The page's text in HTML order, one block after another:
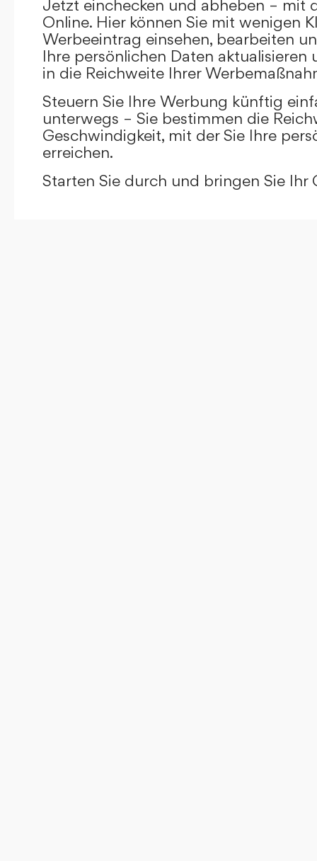
Jetzt einchecken und abheben – mit
Online. Hier können Sie mit wenigen
Werbeeintrag einsehen, bearbeiten
Ihre persönlichen Daten aktualisieren
in die Reichweite Ihrer
Steuern Sie Ihre Werbung künftig
unterwegs – Sie bestimmen die
Geschwindigkeit, mit der Sie Ihre
erreichen.
Starten Sie durch und bringen Sie Ihr